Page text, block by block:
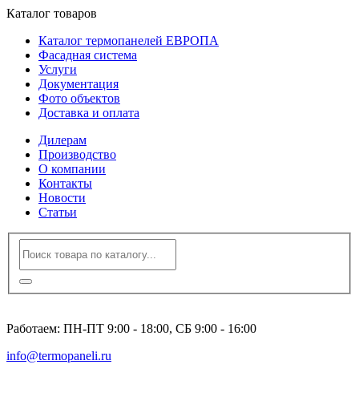
Каталог товаров
Каталог термопанелей ЕВРОПА
Фасадная система
Услуги
Документация
Фото объектов
Доставка и оплата
Дилерам
Производство
О компании
Контакты
Новости
Статьи
Работаем: ПН-ПТ 9:00 - 18:00, СБ 9:00 - 16:00
info@termopaneli.ru